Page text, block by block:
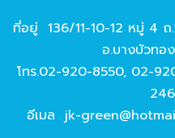
ที่อยู่ 136/11-10-12 หมู่ 4
อ.บางบัวทอ
โทร.02-920-8550, 02-
อีเมล jk-